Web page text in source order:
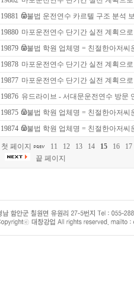
19881
불법 운전연수 카르텔 구조 분석
19880 마포운전연수 단기간 실전 계획으
19879
불법 학원 업체명 = 친절한아저씨
19878 마포운전연수 단기간 실전 계획으
19877 마포운전연수 단기간 실전 계획으
19876 유드라이브 - 서대문운전연수 방문
19875
불법 학원 업체명 = 친절한아저씨
19874
불법 학원 업체명 = 친절한아저씨
첫 페이지 11 12 13 14 15 16
17
끝 페이지